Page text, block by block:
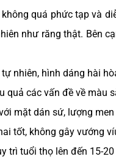
quá phức tạp và
như răng thật. Bên
nhiên, hình dáng hài
quả các vấn đề về màu
mặt dán sứ, lượng
tốt, không gây vướng
trì tuổi thọ lên đến 15-